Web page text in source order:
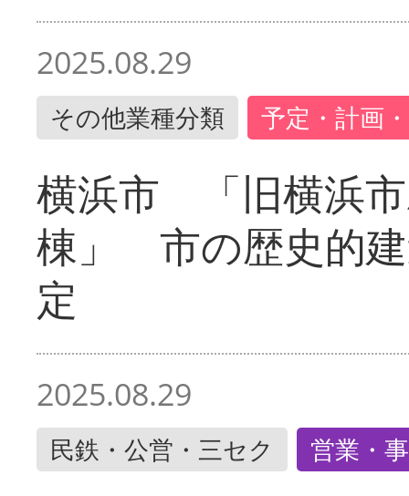
2025.08.29
その他業種分類 予定・計画
横浜市 「旧横浜
棟」 市の歴史的
定
2025.08.29
民鉄・公営・三セク 営業・